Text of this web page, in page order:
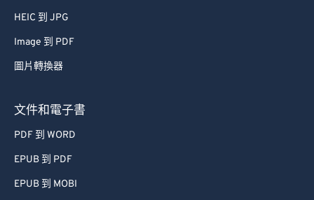
HEIC 到 JPG
Image 到 PDF
圖片轉換器
文件和電子書
PDF 到 WORD
EPUB 到 PDF
EPUB 到 MOBI